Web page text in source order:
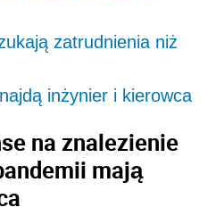
zatrudnienia niż
inżynier i kierowca
na znalezienie
mają